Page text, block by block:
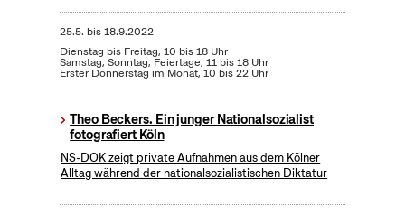
25.5. bis18.9.2022
Dienstag bis Freitag, 10 bis 18 Uhr
Samstag, Sonntag, Feiertage, 11 bis 18 Uhr
Erster Donnerstag im Monat, 10 bis 22 Uhr
Theo Beckers. Ein junger Nationalsozialist
fotografiert Köln
NS-DOK zeigt private Aufnahmen aus dem Kölner
Alltag während der nationalsozialistischen Diktatur